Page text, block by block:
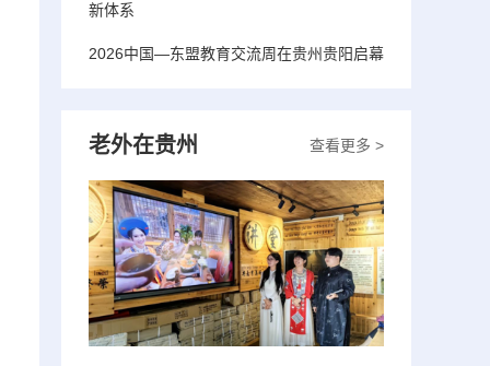
新体系
2026中国—东盟教育交流周在贵州贵阳启幕
查看更多 >
老外在贵州